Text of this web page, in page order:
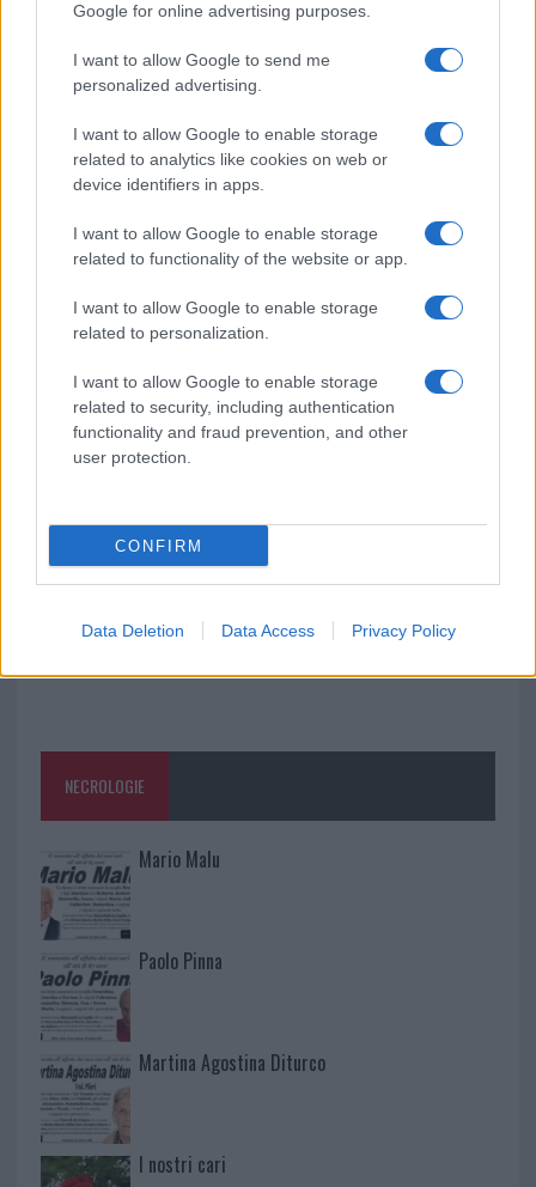
Google for online advertising purposes.
I want to allow Google to send me
personalized advertising.
I want to allow Google to enable storage
related to analytics like cookies on web or
device identifiers in apps.
I want to allow Google to enable storage
related to functionality of the website or app.
I want to allow Google to enable storage
related to personalization.
I want to allow Google to enable storage
related to security, including authentication
functionality and fraud prevention, and other
user protection.
CONFIRM
Data Deletion Data Access Privacy Policy
Calangianus, dopo le polemiche il centro
accoglienza minori chiude
Olbia, divieto di sosta contro spaccio e degrado:
esplode la protesta
Pausa caffè impeccabile: come scegliere la
soluzione ideale per la casa e l’ufficio
Monte Pino, la fine di un lungo dolore: storia e
rinascita della strada che segnò la Gallura
Raid nelle campagne di Berchidda, rischio per
NECROLOGIE
Mario Malu
Paolo Pinna
Martina Agostina Diturco
I nostri cari